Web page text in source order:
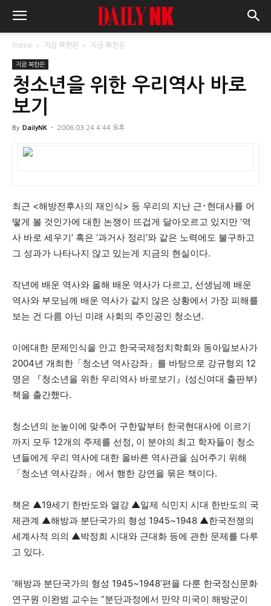
Home 지금 북한은 지금 북한은
지금 북한은
청소년을 위한 우리역사 바로
보기
By DailyNK - 2006.03.24 4:44 오후
최근 <해방전후사의 재인식> 등 우리의 지난 근･현대사를 어
떻게 볼 것인가에 대한 논쟁이 뜨겁게 달아오르고 있지만 ‘역
사 바로 세우기’ 혹은 ‘과거사 정리’와 같은 노력에도 불구하고
그 성과가 나타나지 않고 있는게 지금의 현실이다.
작년에 배운 역사와 올해 배운 역사가 다르고, 선생님께 배운
역사와 부모님께 배운 역사가 같지 않은 상황에서 가장 피해를
보는 건 다름 아닌 미래 사회의 주인공인 청소년.
이에대한 문제인식을 안고 한국국제정치학회와 동아일보사가
2004년 개최한「청소년 역사강좌」를 바탕으로 강규형외 12
명은 『청소년을 위한 우리역사 바로보기』(성신여대 출판부)
책을 출간했다.
청소년의 눈높이에 맞추어 구한말부터 한국현대사에 이르기
까지 모두 12개의 주제를 선정, 이 분야의 최고 학자들이 청소
년들에게 우리 역사에 대한 올바른 역사관을 심어주기 위해
「청소년 역사강좌」에서 행한 강연을 묶은 책이다.
책은 ▲19세기 한반도와 열강 ▲일제 식민지 시대 한반도의 국
제관계 ▲해방과 분단국가의 형성 1945~1948 ▲한국전쟁의
세계사적 의의 ▲박정희 시대와 근대화 등에 관한 문제를 다루
고 있다.
‘해방과 분단국가의 형성 1945~1948’편을 다룬 한국정신문화
연구원 이완범 교수는 “분단과정에서 만약 미국이 해방군이